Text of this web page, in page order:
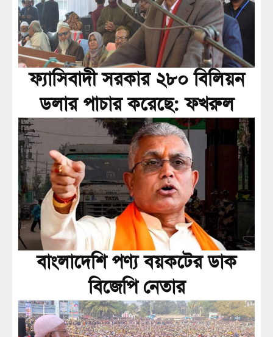
ফ্যাসিবাদী সরকার ২৮০ বিলিয়ন
ডলার পাচার করেছে: ফখরুল
বাংলাদেশি পণ্য বয়কটের ডাক
বিজেপি নেতার